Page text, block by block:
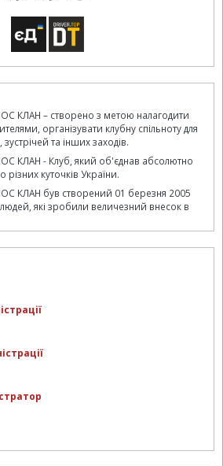
КЛАН – створено з метою налагодити
організувати клубну спільноту для
та інших заходів.
КЛАН - Клуб, який об'єднав абсолютно
куточків України.
КЛАН був створений 01 березня 2005
які зробили величезний внесок в